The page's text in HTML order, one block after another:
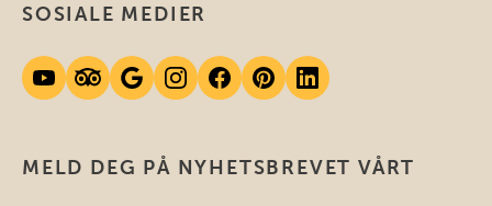
MELD DEG PÅ NYHETSBREVET VÅRT
SOSIALE MEDIER